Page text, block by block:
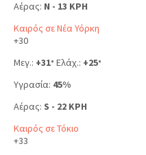
Αέρας: N - 13 KPH
Καιρός σε Νέα Υόρκη
+30
Μεγ.: +31° Ελάχ.: +25°
Υγρασία: 45%
Αέρας: S - 22 KPH
Καιρός σε Τόκιο
+33